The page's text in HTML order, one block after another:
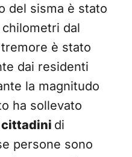
del sisma è stato
dal
è stato
dai residenti
la magnitudo
ha sollevato
cittadini di
persone sono